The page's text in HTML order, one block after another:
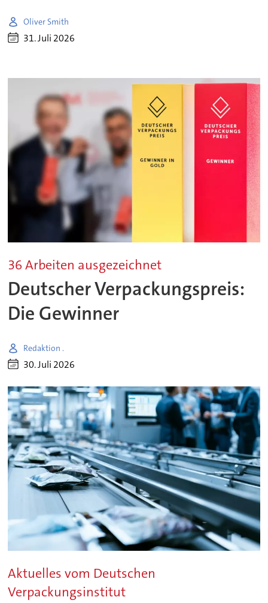
Oliver Smith
31. Juli 2026
36 Arbeiten ausgezeichnet
Deutscher Verpackungspreis:
Die Gewinner
Redaktion .
30. Juli 2026
Aktuelles vom Deutschen
Verpackungsinstitut